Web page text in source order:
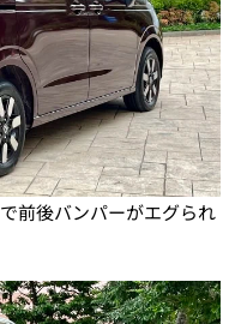
前後バンパーがエグられ